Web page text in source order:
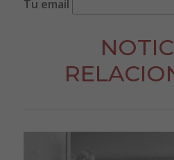
Tu email